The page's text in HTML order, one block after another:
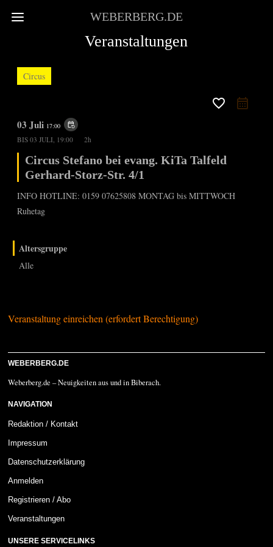
WEBERBERG.DE
Veranstaltungen
Circus
favorite_border
03 Juli 17:00 event_repeat
BIS03 JULI, 19:00 2h
Circus Stefano bei evang. KiTa Talfeld
Gerhard-Storz-Str. 4/1
INFO HOTLINE: 0159 07625808 MONTAG bis MITTWOCH
Ruhetag
Altersgruppe
Alle
Veranstaltung einreichen (erfordert Berechtigung)
WEBERBERG.DE
Weberberg.de – Neuigkeiten aus und in Biberach.
NAVIGATION
Redaktion / Kontakt
Impressum
Datenschutzerklärung
Anmelden
Registrieren / Abo
Veranstaltungen
UNSERE SERVICELINKS